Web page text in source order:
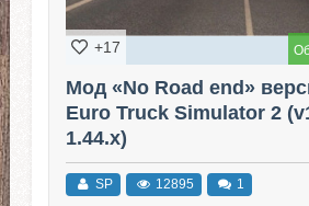
+17
Мод «No Road end»
Euro Truck Simulator 2
1.44.x)
SP 12895 1